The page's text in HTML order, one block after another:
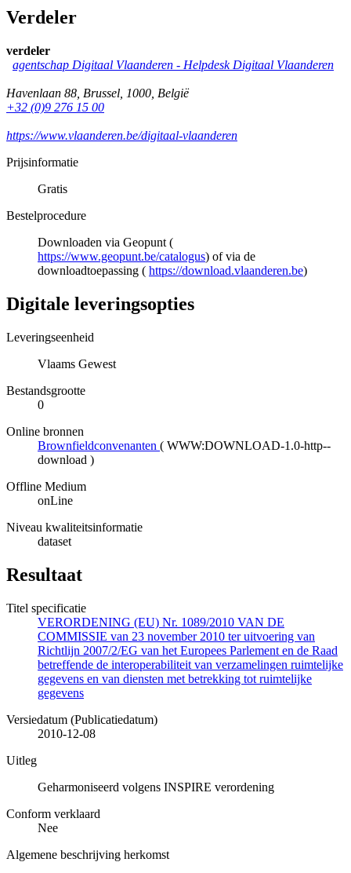
Verdeler
verdeler
agentschap Digitaal Vlaanderen - Helpdesk Digitaal Vlaanderen
Havenlaan 88 Brussel 1000 België
+32 (0)9 276 15 00
https://www.vlaanderen.be/digitaal-vlaanderen
Prijsinformatie
Gratis
Bestelprocedure
Downloaden via Geopunt (
https://www.geopunt.be/catalogus) of via de
downloadtoepassing ( https://download.vlaanderen.be)
Digitale leveringsopties
Leveringseenheid
Vlaams Gewest
Bestandsgrootte
0
Online bronnen
Brownfieldconvenanten ( WWW:DOWNLOAD-1.0-http--
download )
Offline Medium
onLine
Niveau kwaliteitsinformatie
dataset
Resultaat
Titel specificatie
VERORDENING (EU) Nr. 1089/2010 VAN DE
COMMISSIE van 23 november 2010 ter uitvoering van
Richtlijn 2007/2/EG van het Europees Parlement en de Raad
betreffende de interoperabiliteit van verzamelingen ruimtelijke
gegevens en van diensten met betrekking tot ruimtelijke
gegevens
Versiedatum (Publicatiedatum)
2010-12-08
Uitleg
Geharmoniseerd volgens INSPIRE verordening
Conform verklaard
Nee
Algemene beschrijving herkomst